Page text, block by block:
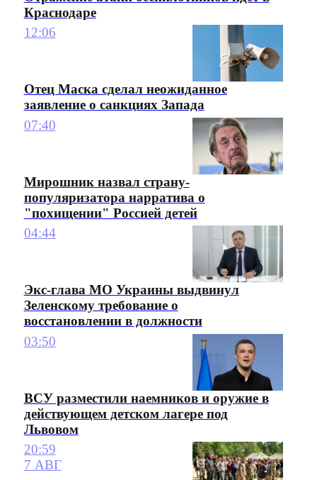
Краснодаре
12:06
Отец Маска сделал неожиданное
заявление о санкциях Запада
07:40
Мирошник назвал страну-
популяризатора нарратива о
"похищении" Россией детей
04:44
Экс-глава МО Украины выдвинул
Зеленскому требование о
восстановлении в должности
03:50
ВСУ разместили наемников и оружие в
действующем детском лагере под
Львовом
20:59
7 АВГ